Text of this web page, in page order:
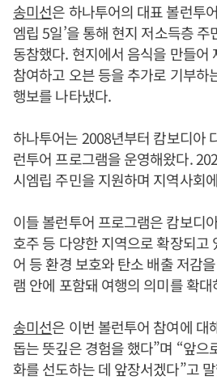
송미선은 하나투어의 대표 볼런투
엠립 5일’을 통해 현지 저소득층
동참했다. 현지에서 음식을 만들어
참여하고 오븐 등을 추가로 기부하
행보를 나타냈다.
하나투어는 2008년부터 캄보디아
런투어 프로그램을 운영해왔다.
시엠립 주민을 지원하며 지역사회
이들 볼런투어 프로그램은 캄보디
호주 등 다양한 지역으로 확장되고
어 등 환경 보호와 탄소 배출 저감
램 안에 포함돼 여행의 의미를 확대
송미선은 이번 볼런투어 참여에 대
돕는 뜻깊은 경험을 했다”며 “앞으
화를 선도하는 데 앞장서겠다”고